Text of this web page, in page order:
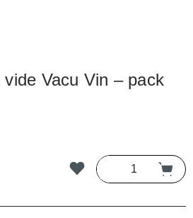
Vacu Vin – pack